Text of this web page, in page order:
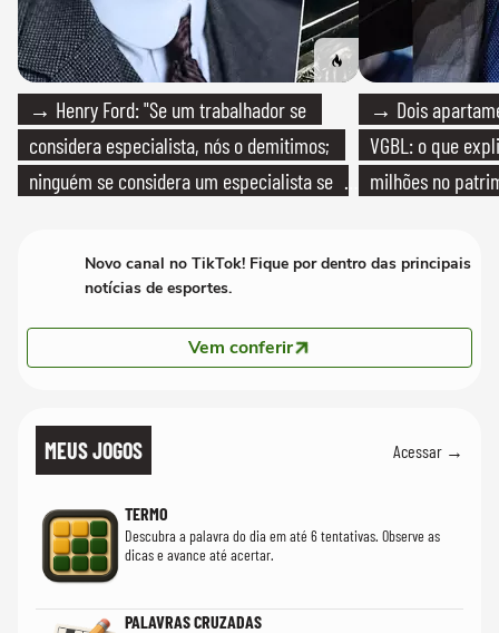
→ Henry Ford: "Se um trabalhador se
considera especialista, nós o demitimos;
ninguém se considera um especialista se
→ Dois
VGBL: o que
milhões no
Novo canal no TikTok! Fique por dentro das principais
notícias de esportes.
Vem conferir
MEUS JOGOS Acessar →
TERMO
Descubra a palavra do dia em até 6 tentativas. Observe as
dicas e avance até acertar.
PALAVRAS CRUZADAS